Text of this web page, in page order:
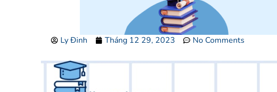
Ly Đinh Tháng 12 29, 2023 No Comments